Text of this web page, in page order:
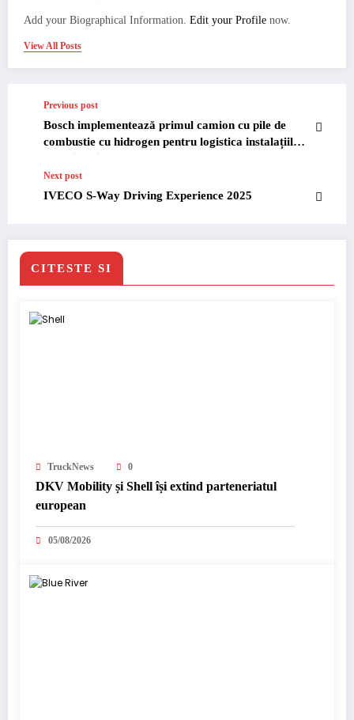
Add your Biographical Information. Edit your Profile now.
View All Posts
Previous post
Bosch implementează primul camion cu pile de
combustie cu hidrogen pentru logistica instalațiilor
electrice din Nürnberg
Next post
IVECO S-Way Driving Experience 2025
CITESTE SI
TruckNews 0
DKV Mobility și Shell își extind parteneriatul
european
05/08/2026